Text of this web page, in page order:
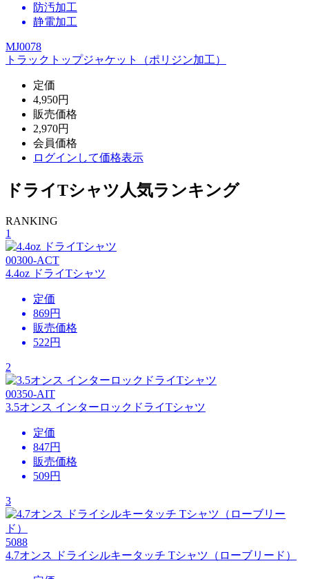
防汚加工
静電加工
MJ0078
トラックトップジャケット（ポリジン加工）
定価
4,950円
販売価格
2,970円
会員価格
ログイン して価格表示
ドライTシャツ人気ランキング
RANKING
1
00300-ACT
4.4oz ドライTシャツ
定価
869円
販売価格
522円
2
00350-AIT
3.5オンス インターロックドライTシャツ
定価
847円
販売価格
509円
3
5088
4.7オンス ドライシルキータッチ Tシャツ（ローブリード）